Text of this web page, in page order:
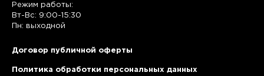
Режим работы:
Вт-Вс: 9:00-15:30
Пн: выходной
Договор публичной оферты
Политика обработки персональных данных